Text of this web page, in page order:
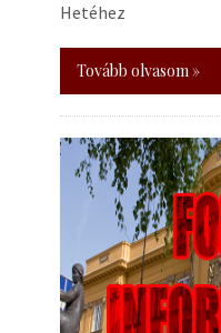
Hetéhez
Tovább olvasom »